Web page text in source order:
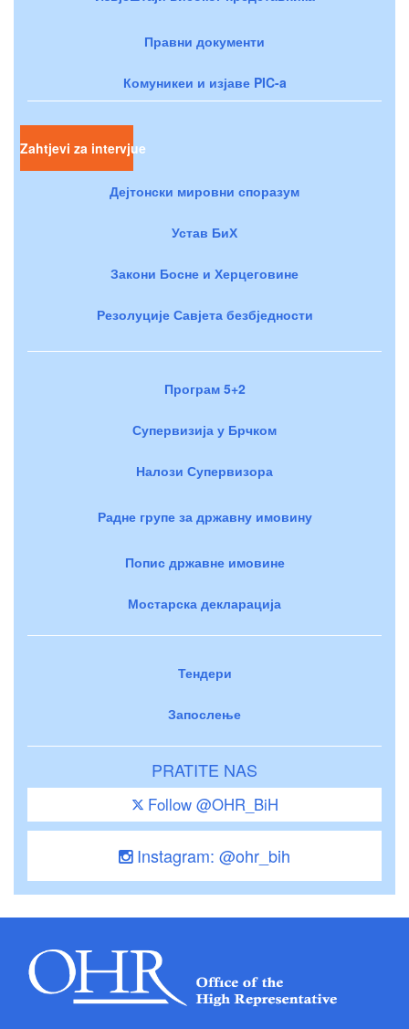
Правни документи
Комуникеи и изјаве PIC-a
Zahtjevi za intervjue
Дејтонски мировни споразум
Устав БиХ
Закони Босне и Херцеговине
Резолуције Савјета безбједности
Програм 5+2
Супервизија у Брчком
Налози Супервизора
Радне групе за државну имовину
Попис државне имовине
Мостарска декларација
Тендери
Запослење
PRATITE NAS
Follow @OHR_BiH
Instagram: @ohr_bih